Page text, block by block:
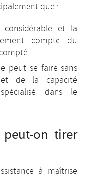
que :
considérable et la
compte du
peut se faire sans
et de la capacité
dans le
peut-on tirer
à maîtrise